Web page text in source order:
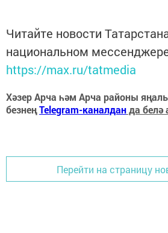
Читайте новости
национальном
https://max.ru/tatmedia
Хәзер Арча һәм Арча районы
безнеңTelegram-каналданда белә
Перейти на страницу